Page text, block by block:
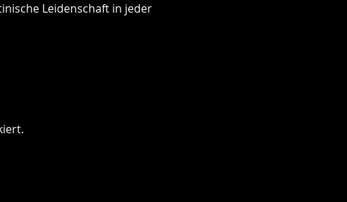
Leidenschaft in jeder